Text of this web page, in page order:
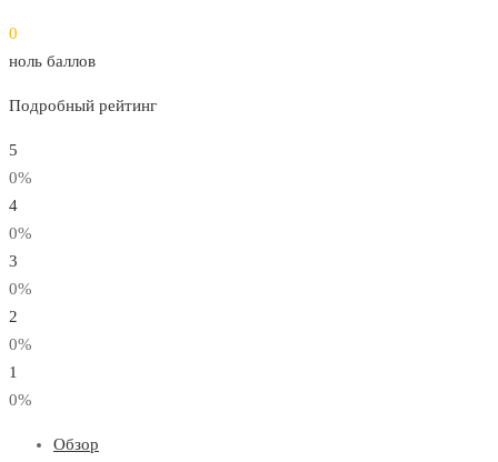
0
ноль баллов
Подробный рейтинг
5
0%
4
0%
3
0%
2
0%
1
0%
Обзор